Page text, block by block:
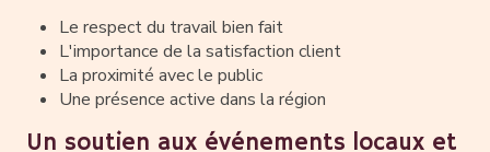
Le respect du travail bien fait
L'importance de la satisfaction client
La proximité avec le public
Une présence active dans la région
Un soutien aux événements locaux et